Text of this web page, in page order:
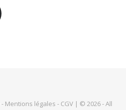
- Mentions légales - CGV | © 2026 - All